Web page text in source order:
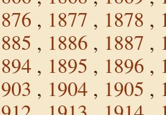
, 1877 , 1878 ,
, 1886 , 1887 ,
, 1895 , 1896 ,
, 1904 , 1905 ,